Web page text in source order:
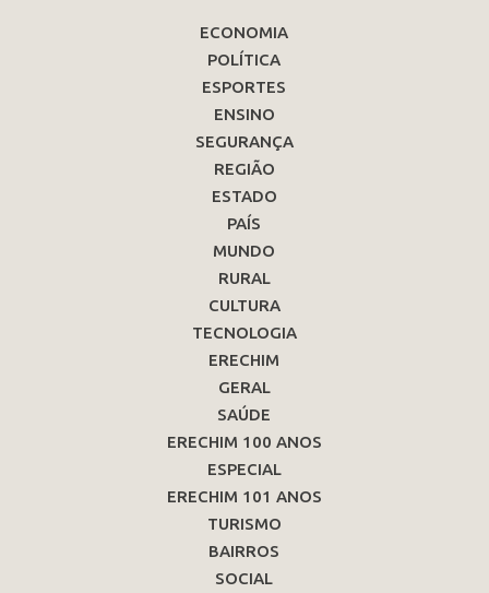
ECONOMIA
POLÍTICA
ESPORTES
ENSINO
SEGURANÇA
REGIÃO
ESTADO
PAÍS
MUNDO
RURAL
CULTURA
TECNOLOGIA
ERECHIM
GERAL
SAÚDE
ERECHIM 100 ANOS
ESPECIAL
ERECHIM 101 ANOS
TURISMO
BAIRROS
SOCIAL